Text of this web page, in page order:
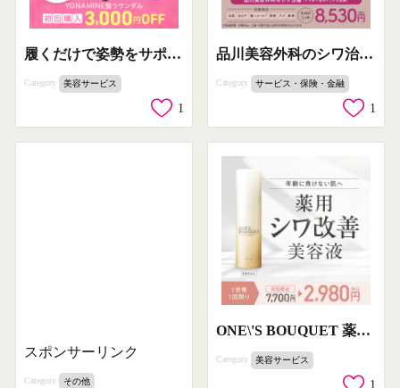
履くだけで姿勢をサポートするYONAMINE整うサンダル
Category 美容サービス
1
品川美容外科のシワ治療プロモーション
Category サービス・保険・金融
1
スポンサーリンク
Category その他
ONE\'S BOUQUET 薬用シワ改善美容液
Category 美容サービス
1